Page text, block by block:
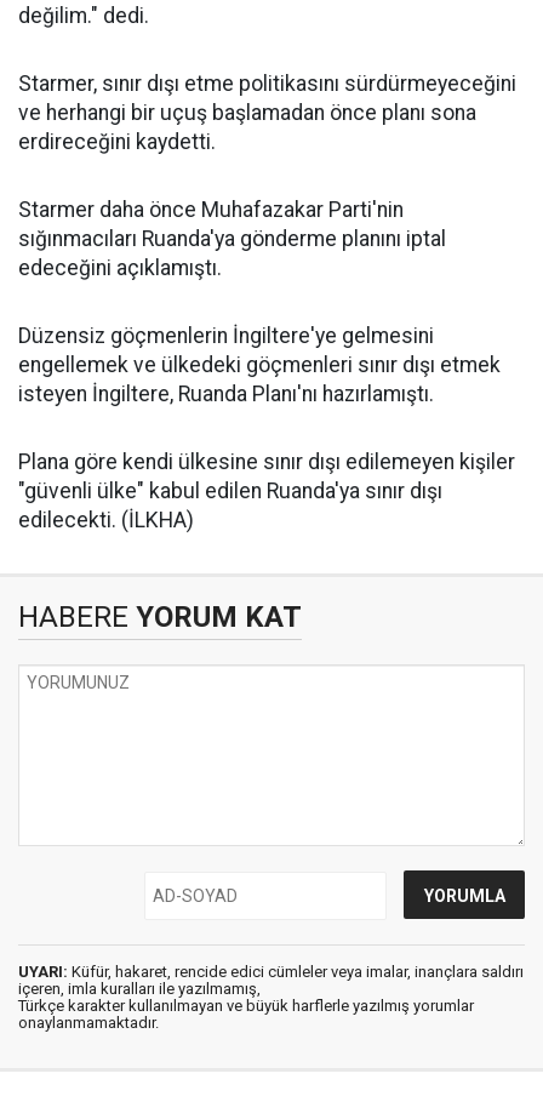
değilim." dedi.
Starmer, sınır dışı etme politikasını sürdürmeyeceğini
ve herhangi bir uçuş başlamadan önce planı sona
erdireceğini kaydetti.
Starmer daha önce Muhafazakar Parti'nin
sığınmacıları Ruanda'ya gönderme planını iptal
edeceğini açıklamıştı.
Düzensiz göçmenlerin İngiltere'ye gelmesini
engellemek ve ülkedeki göçmenleri sınır dışı etmek
isteyen İngiltere, Ruanda Planı'nı hazırlamıştı.
Plana göre kendi ülkesine sınır dışı edilemeyen kişiler
"güvenli ülke" kabul edilen Ruanda'ya sınır dışı
edilecekti. (İLKHA)
HABERE YORUM KAT
UYARI: Küfür, hakaret, rencide edici cümleler veya imalar, inançlara saldırı
içeren, imla kuralları ile yazılmamış,
Türkçe karakter kullanılmayan ve büyük harflerle yazılmış yorumlar
onaylanmamaktadır.